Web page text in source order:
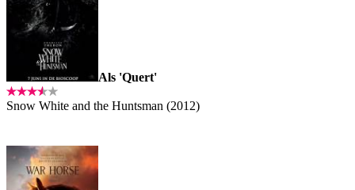
Als 'Quert'
Snow White and the Huntsman (2012)